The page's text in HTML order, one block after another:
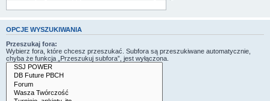
OPCJE WYSZUKIWANIA
Przeszukaj fora:
Wybierz fora, które chcesz przeszukać. Subfora są przeszukiwane automatycznie,
chyba że funkcja „Przeszukuj subfora”, jest wyłączona.